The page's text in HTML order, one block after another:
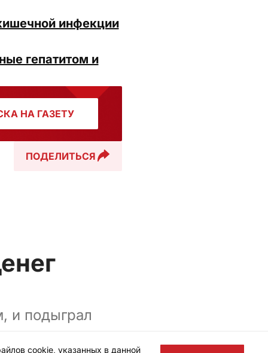
инфекции
гепатитом и
НА ГАЗЕТУ
ПОДЕЛИТЬСЯ
и подыграл
cookie, указанных в данной